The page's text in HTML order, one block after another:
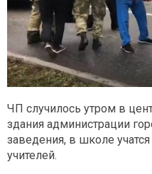
ЧП случилось утром в
здания администрации
заведения, в школе
учителей.